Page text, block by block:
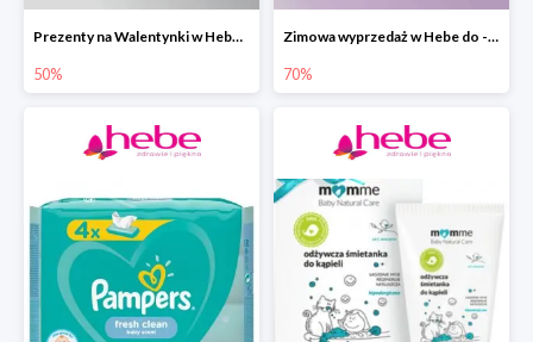
Prezenty na Walentynki w Hebe do -50%
50%
Zimowa wyprzedaż w Hebe do -70%
70%